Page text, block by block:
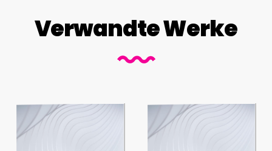
Verwandte Werke